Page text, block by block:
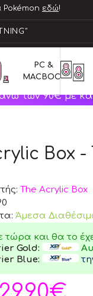
Pokémon εδώ!
PC &
MACBOOK
των 90€ με
Box -
The Acrylic Box
Άμεσα
τώρα και θα το
Gold:
Blue: